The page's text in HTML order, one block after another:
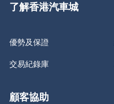
了解香港汽車城
優勢及保證
交易紀錄庫
顧客協助